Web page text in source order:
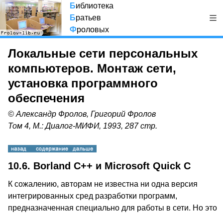
Библиотека
Братьев
Фроловых
Локальные сети персональных
компьютеров. Монтаж сети,
установка программного
обеспечения
© Александр Фролов, Григорий Фролов
Том 4, М.: Диалог-МИФИ, 1993, 287 стр.
10.6. Borland C++ и Microsoft Quick C
К сожалению, авторам не известна ни одна версия
интегрированных сред разработки программ,
предназначенная специально для работы в сети. Но это